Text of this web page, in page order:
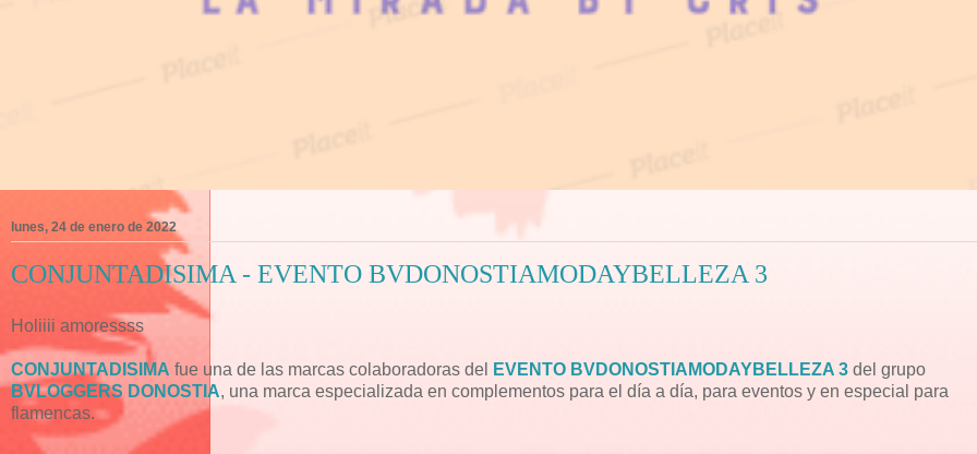
lunes, 24 de enero de 2022
CONJUNTADISIMA - EVENTO BVDONOSTIAMODAYBELLEZA 3
Holiiii amoressss
CONJUNTADISIMA fue una de las marcas colaboradoras del EVENTO BVDONOSTIAMODAYBELLEZA 3 del grupo
BVLOGGERS DONOSTIA, una marca especializada en complementos para el día a día, para eventos y en especial para
flamencas.